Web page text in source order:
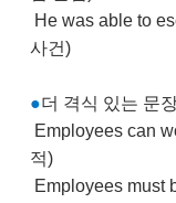
He was able to
사건)
●더 격식 있는 문
Employees can
적)
Employees must